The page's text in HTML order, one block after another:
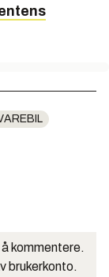
kommentere.
brukerkonto.